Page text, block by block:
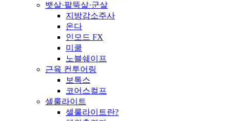
뱃살·팔뚝살·군살
지방감소주사
온다
인모드 FX
미쿨
노블쉐이프
근육 컨투어링
보톡스
코어스컬프
셀룰라이트
셀룰라이트란?